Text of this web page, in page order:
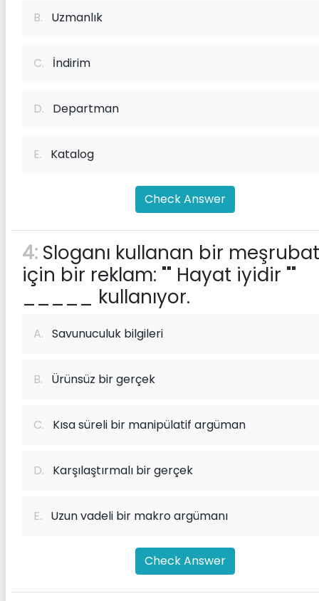
B. Uzmanlık
C. İndirim
D. Departman
E. Katalog
Check Answer
4: Sloganı kullanan bir meşrubat
için bir reklam: "" Hayat iyidir ""
_____ kullanıyor.
A. Savunuculuk bilgileri
B. Ürünsüz bir gerçek
C. Kısa süreli bir manipülatif argüman
D. Karşılaştırmalı bir gerçek
E. Uzun vadeli bir makro argümanı
Check Answer